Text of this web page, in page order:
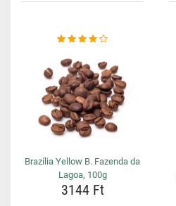
Brazília Yellow B. Fazenda da
Lagoa, 100g
3144 Ft